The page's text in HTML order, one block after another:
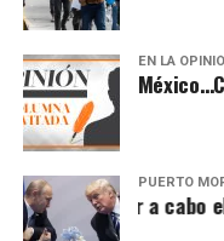
EN LA
PUERTO
para llevar a cabo